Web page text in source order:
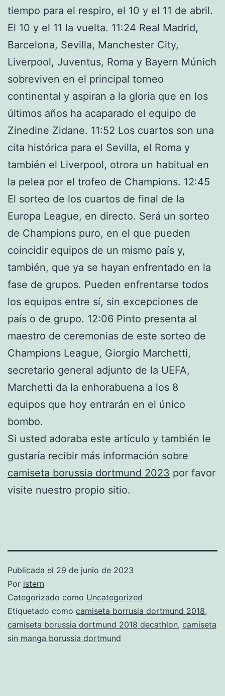
tiempo para el respiro, el 10 y el 11 de abril.
El 10 y el 11 la vuelta. 11:24 Real Madrid,
Barcelona, Sevilla, Manchester City,
Liverpool, Juventus, Roma y Bayern Múnich
sobreviven en el principal torneo
continental y aspiran a la gloria que en los
últimos años ha acaparado el equipo de
Zinedine Zidane. 11:52 Los cuartos son una
cita histórica para el Sevilla, el Roma y
también el Liverpool, otrora un habitual en
la pelea por el trofeo de Champions. 12:45
El sorteo de los cuartos de final de la
Europa League, en directo. Será un sorteo
de Champions puro, en el que pueden
coincidir equipos de un mismo país y,
también, que ya se hayan enfrentado en la
fase de grupos. Pueden enfrentarse todos
los equipos entre sí, sin excepciones de
país o de grupo. 12:06 Pinto presenta al
maestro de ceremonias de este sorteo de
Champions League, Giorgio Marchetti,
secretario general adjunto de la UEFA,
Marchetti da la enhorabuena a los 8
equipos que hoy entrarán en el único
bombo.
Si usted adoraba este artículo y también le
gustaría recibir más información sobre
camiseta borussia dortmund 2023 por favor
visite nuestro propio sitio.
Publicada el 29 de junio de 2023
Por istern
Categorizado como Uncategorized
Etiquetado como camiseta borrusia dortmund 2018,
camiseta borussia dortmund 2018 decathlon, camiseta
sin manga borussia dortmund